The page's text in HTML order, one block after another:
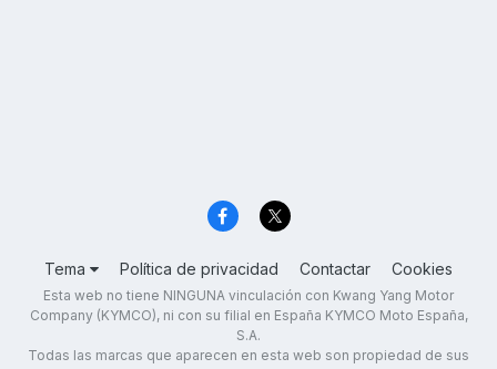
Tema Política de privacidad Contactar Cookies
Esta web no tiene NINGUNA vinculación con Kwang Yang Motor
Company (KYMCO), ni con su filial en España KYMCO Moto España,
S.A.
Todas las marcas que aparecen en esta web son propiedad de sus